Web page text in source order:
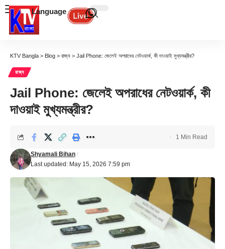
Language
KTV Bangla > Blog > রাজ্য > Jail Phone: জেলেই অপরাধের নেটওয়ার্ক, কী দাওয়াই মুখ্যমন্ত্রীর?
রাজ্য
Jail Phone: জেলেই অপরাধের নেটওয়ার্ক, কী
দাওয়াই মুখ্যমন্ত্রীর?
Last updated: May 15, 2026 7:59 pm
Shyamali Bihan
1 Min Read